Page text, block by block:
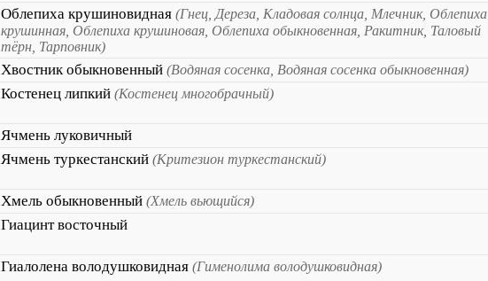
Облепиха крушиновидная (Гнец, Дереза, Кладовая солнца, Млечник, Облепиха
крушинная, Облепиха крушиновая, Облепиха обыкновенная, Ракитник, Таловый
тёрн, Тарповник)
Хвостник обыкновенный (Водяная сосенка, Водяная сосенка обыкновенная)
Костенец липкий (Костенец многобрачный)
Ячмень луковичный
Ячмень туркестанский (Критезион туркестанский)
Хмель обыкновенный (Хмель вьющийся)
Гиацинт восточный
Гиалолена володушковидная (Гименолима володушковидная)